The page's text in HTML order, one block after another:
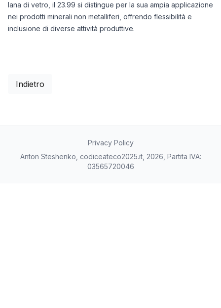
lana di vetro, il 23.99 si distingue per la sua ampia applicazione
nei prodotti minerali non metalliferi, offrendo flessibilità e
inclusione di diverse attività produttive.
Indietro
Privacy Policy
Anton Steshenko, codiceateco2025.it, 2026, Partita IVA:
03565720046